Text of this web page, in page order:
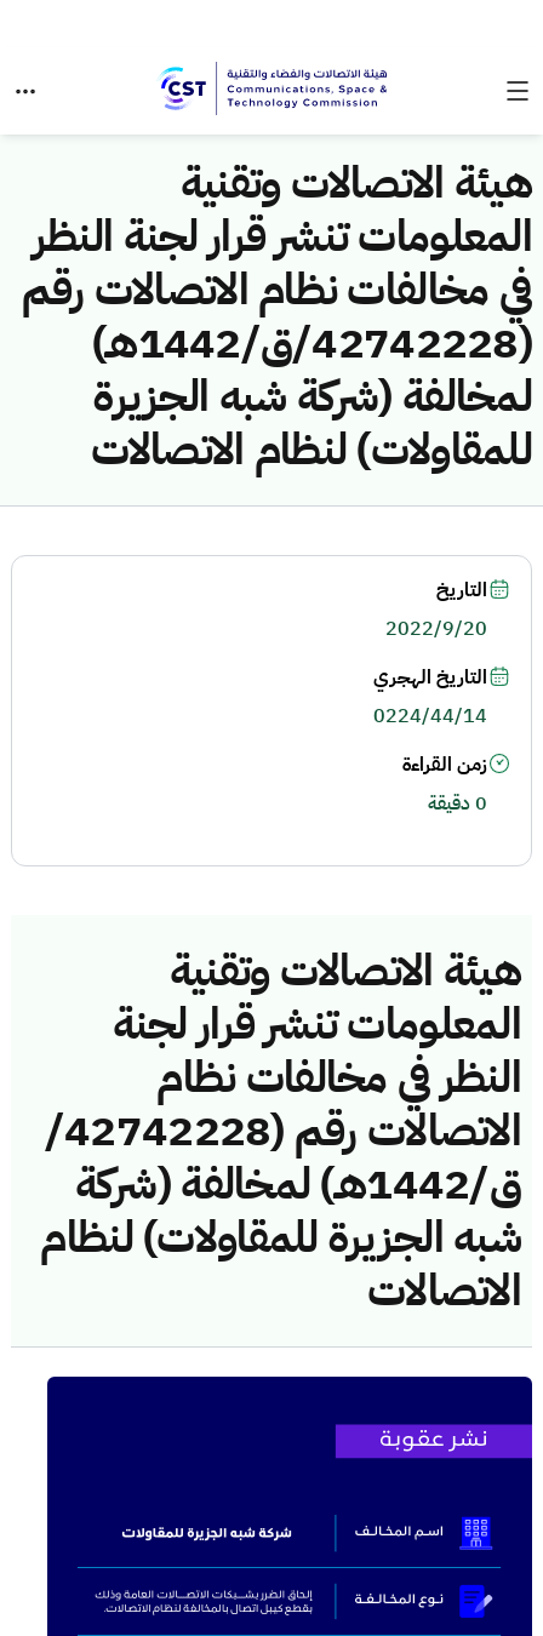
هيئة الاتصالات وتقنية
المعلومات تنشر قرار لجنة النظر
في مخالفات نظام الاتصالات رقم
(42742228/ق/1442هـ)
لمخالفة (شركة شبه الجزيرة
للمقاولات) لنظام الاتصالات
هيئة الاتصالات وتقنية
المعلومات تنشر قرار لجنة
النظر في مخالفات نظام
الاتصالات رقم (42742228/
ق/1442هـ) لمخالفة (شركة
شبه الجزيرة للمقاولات) لنظام
الاتصالات
التاريخ
2022/9/20
التاريخ الهجري
0224/44/14
زمن القراءة
0 دقيقة